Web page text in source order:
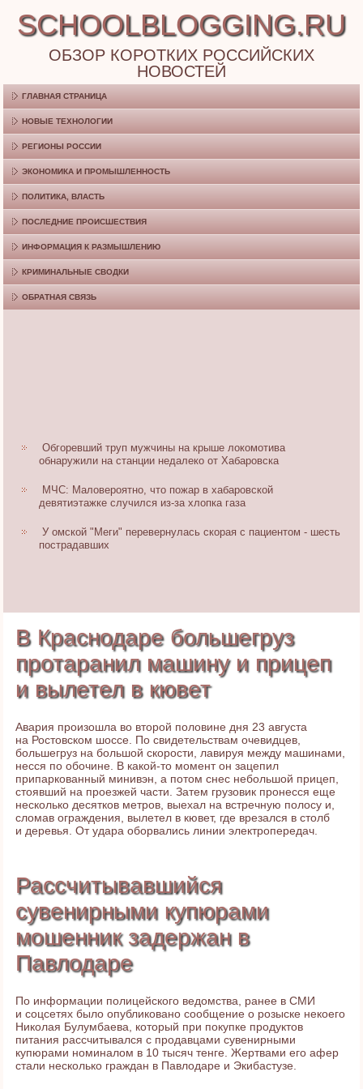
SCHOOLBLOGGING.RU
ОБЗОР КОРОТКИХ РОССИЙСКИХ
НОВОСТЕЙ
ГЛАВНАЯ СТРАНИЦА
НОВЫЕ ТЕХНОЛОГИИ
РЕГИОНЫ РОССИИ
ЭКОНОМИКА И ПРОМЫШЛЕННОСТЬ
ПОЛИТИКА, ВЛАСТЬ
ПОСЛЕДНИЕ ПРОИСШЕСТВИЯ
ИНФОРМАЦИЯ К РАЗМЫШЛЕНИЮ
КРИМИНАЛЬНЫЕ СВОДКИ
ОБРАТНАЯ СВЯЗЬ
Обгоревший труп мужчины на крыше локомотива
обнаружили на станции недалеко от Хабаровска
МЧС: Маловероятно, что пожар в хабаровской
девятиэтажке случился из-за хлопка газа
У омской "Меги" перевернулась скорая с пациентом - шесть
пострадавших
В Краснодаре большегруз
протаранил машину и прицеп
и вылетел в кювет
Авария произошла во второй половине дня 23 августа
на Ростовском шоссе. По свидетельствам очевидцев,
большегруз на большой скорости, лавируя между машинами,
несся по обочине. В какой-то момент он зацепил
припаркованный минивэн, а потом снес небольшой прицеп,
стоявший на проезжей части. Затем грузовик пронесся еще
несколько десятков метров, выехал на встречную полосу и,
сломав ограждения, вылетел в кювет, где врезался в столб
и деревья. От удара оборвались линии электропередач.
Рассчитывавшийся
сувенирными купюрами
мошенник задержан в
Павлодаре
По информации полицейского ведомства, ранее в СМИ
и соцсетях было опубликовано сообщение о розыске некоего
Николая Булумбаева, который при покупке продуктов
питания рассчитывался с продавцами сувенирными
купюрами номиналом в 10 тысяч тенге. Жертвами его афер
стали несколько граждан в Павлодаре и Экибастузе.